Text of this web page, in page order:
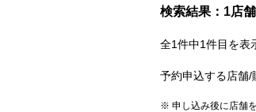
検索結果：1店舗
全1件中1件目を表
予約申込する店舗/
申し込み後に店舗